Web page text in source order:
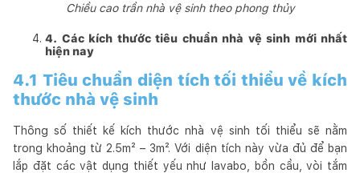
Chiều cao trần nhà vệ sinh theo phong thủy
4. Các kích thước tiêu chuẩn nhà vệ sinh mới nhất
hiện nay
4.1 Tiêu chuẩn diện tích tối thiểu về kích
thước nhà vệ sinh
Thông số thiết kế kích thước nhà vệ sinh tối thiểu sẽ nằm
trong khoảng từ 2.5m² – 3m². Với diện tích này vừa đủ để bạn
lắp đặt các vật dụng thiết yếu như lavabo, bồn cầu, vòi tắm